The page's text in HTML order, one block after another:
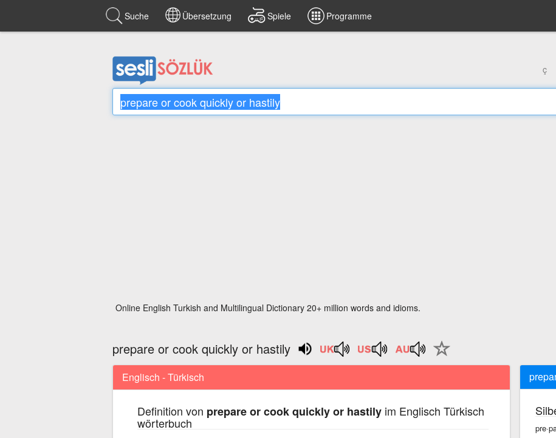
Suche Übersetzung Spiele Programme
ç
Online English Turkish and Multilingual Dictionary 20+ million words and idioms.
prepare or cook quickly or hastily
Englisch - Türkisch
Definition von prepare or cook quickly or hastilyim Englisch Türkisch
wörterbuch